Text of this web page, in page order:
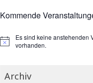
Kommende
Es sind keine anstehenden
vorhanden.
Archiv